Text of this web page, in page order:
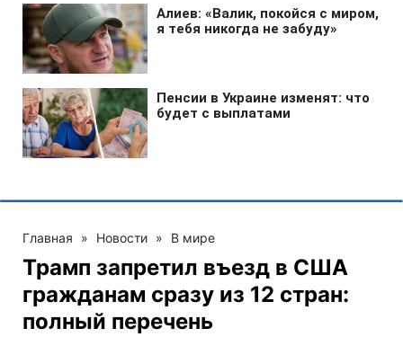
Главная » Новости » В мире
Трамп запретил въезд в США
гражданам сразу из 12 стран:
полный перечень